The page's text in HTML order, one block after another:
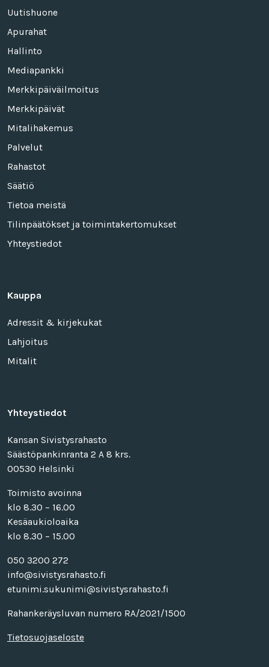
Uutishuone
Apurahat
Hallinto
Mediapankki
Merkkipäiväilmoitus
Merkkipäivät
Mitalihakemus
Palvelut
Rahastot
Säätiö
Tietoa meistä
Tilinpäätökset ja toimintakertomukset
Yhteystiedot
Kauppa
Adressit & kirjekukat
Lahjoitus
Mitalit
Yhteystiedot
Kansan Sivistysrahasto
Säästöpankinranta 2 A 8 krs.
00530 Helsinki
Toimisto avoinna
klo 8.30 – 16.00
Kesäaukioloaika
klo 8.30 – 15.00
050 3200 272
info@sivistysrahasto.fi
etunimi.sukunimi@sivistysrahasto.fi
Rahankeräysluvan numero RA/2021/1500
Tietosuojaseloste